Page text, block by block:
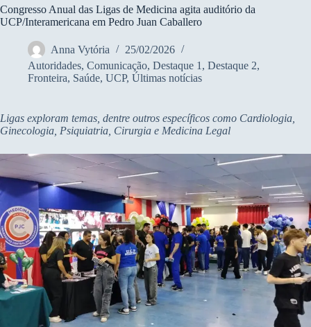
Congresso Anual das Ligas de Medicina agita auditório da
UCP/Interamericana em Pedro Juan Caballero
Anna Vytória
25/02/2026
Autoridades, Comunicação, Destaque 1 , Destaque 2,
Fronteira, Saúde, UCP, Últimas notícias
Ligas exploram temas, dentre outros específicos como Cardiologia,
Ginecologia, Psiquiatria, Cirurgia e Medicina Legal